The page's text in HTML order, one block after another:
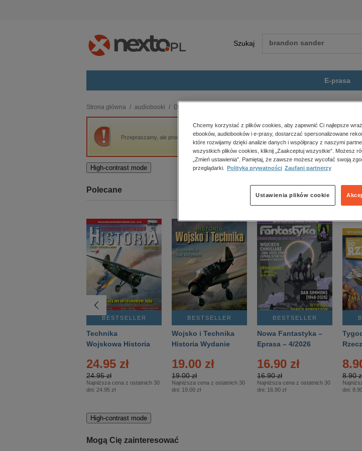
Szukaj
E-prasa
budownictwo, aranżacja wnętrz
biznesowe, branżowe, gospodarka
darmowe wydania
edukacja
kobiece, lifestyle, kultura
polityka, społeczno-informacyjne
psychologiczne
inne
popularno-naukowe
historia
zdrowie
religie
Strona główna audiobooki Dla dzieci i młodzieży
Przepraszamy, ale produkt „Skarb Wysp Andamańskich” nie jest dostępny.
High-contrast mode
Polecane
BESTSELLER
Technika
Wojskowa Historia
24.95 zł
24.95 zł
Najniższa cena z ostatnich 30
dni: 24.95 zł
BESTSELLER
Wojsko i Technika
Historia Wydanie
– 2/2026
19.00 zł
19.00 zł
Najniższa cena z ostatnich 30
dni: 19.00 zł
BESTSELLER
Nowa Fantastyka –
Eprasa – 4/2026
16.90 zł
16.90 zł
Najniższa cena z ostatnich 30
dni: 16.90 zł
8.90
dni:
High-contrast mode
Mogą Cię zainteresować
Chcemy korzystać z plików cookies, aby zapewnić Ci najlepsze
ebooków, audiobooków i e-prasy, dostarczać spersonalizowane
które rozwijamy dzięki analizie danych i współpracy z naszymi
wszystkich plików cookies, kliknij „Zaakceptuj wszystkie”. Możesz
„Zmień ustawienia”. Pamiętaj, że zawsze możesz wycofać swoją
przeglądarki.
Polityka prywatności Zaufani partnerzy
Ustawienia plików cookie